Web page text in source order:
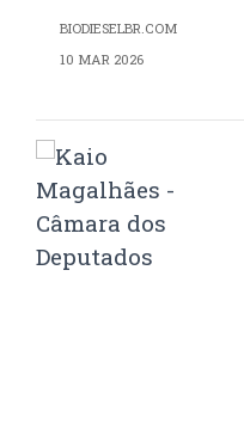
BIODIESELBR.COM
10 MAR 2026